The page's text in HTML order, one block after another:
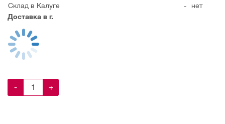
Склад в Калуге
-
нет
Доставка в г.
- +